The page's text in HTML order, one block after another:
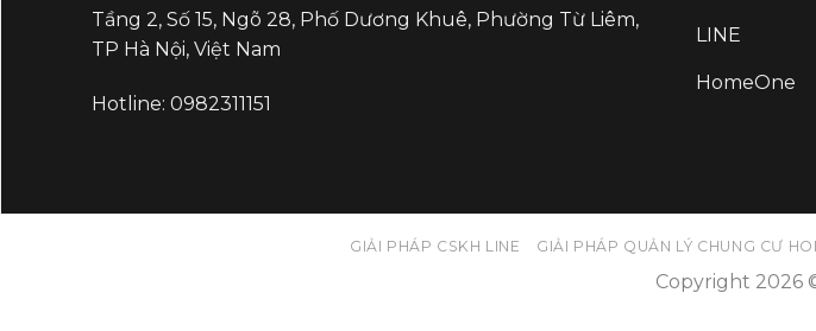
Tầng 2, Số 15, Ngõ 28, Phố Dương Khuê, Phường Từ Liêm,
TP Hà Nội, Việt Nam
Hotline: 0982311151
LINE
HomeOne
GIẢI PHÁP CSKH LINE GIẢI PHÁP QUẢN LÝ CHUNG CƯ
Copyright 2026